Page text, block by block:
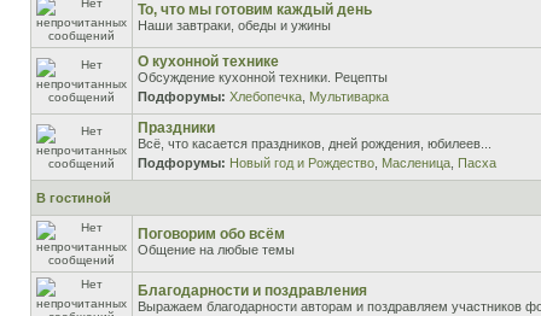
То, что мы готовим каждый день
Наши завтраки, обеды и ужины
О кухонной технике
Обсуждение кухонной техники. Рецепты
Подфорумы: Хлебопечка Мультиварка
Праздники
Всё, что касается праздников, дней рождения, юбилеев...
Подфорумы: Новый год и Рождество Масленица Пасха
В гостиной
Поговорим обо всём
Общение на любые темы
Благодарности и поздравления
Выражаем благодарности авторам и поздравляем участников